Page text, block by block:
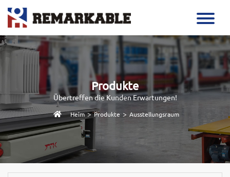
Produkte
Übertreffen die Kunden Erwartungen!
Heim > Produkte > Ausstellungsraum